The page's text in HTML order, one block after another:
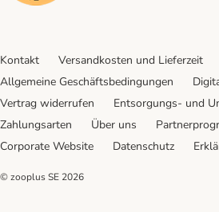
Kontakt Versandkosten und Lieferzeit
Allgemeine Geschäftsbedingungen
Vertrag widerrufen
Entsorgungs- und
Zahlungsarten
Über uns
Corporate Website
Datenschutz
© zooplus SE 2026